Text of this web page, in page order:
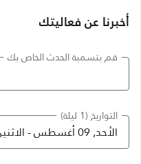
أخبرنا عن فعاليتك
قم بتسمية الحدث الخاص بك
التواريخ (1 ليلة)